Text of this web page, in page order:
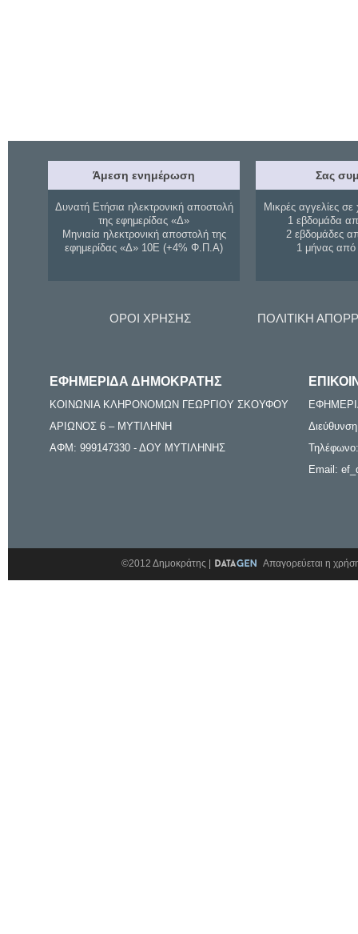
Άμεση ενημέρωση
Δυνατή Ετήσια ηλεκτρονική αποστολή
της εφημερίδας «Δ»
Μηνιαία ηλεκτρονική αποστολή της
εφημερίδας «Δ» 10Ε (+4% Φ.Π.Α)
Σας
Μικρές αγγελίες σε
1 εβδομάδα
2 εβδομάδες
1 μήνας
ΟΡΟΙ ΧΡΗΣΗΣ ΠΟΛΙΤΙΚΗ
ΕΦΗΜΕΡΙΔΑ ΔΗΜΟΚΡΑΤΗΣ
ΚΟΙΝΩΝΙΑ ΚΛΗΡΟΝΟΜΩΝ ΓΕΩΡΓΙΟΥ ΣΚΟΥΦΟΥ
ΑΡΙΩΝΟΣ 6 – ΜΥΤΙΛΗΝΗ
ΑΦΜ: 999147330 - ΔΟΥ ΜΥΤΙΛΗΝΗΣ
Email:
©2012 Δημοκράτης | Απαγορεύεται η